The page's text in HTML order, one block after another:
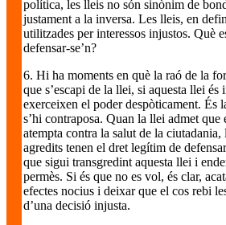
política, les lleis no són sinònim de
justament a la inversa. Les lleis, en
utilitzades per interessos injustos. Què
defensar-se’n?
6. Hi ha moments en què la raó de la
que s’escapi de la llei, si aquesta llei
exerceixen el poder despòticament. És
s’hi contraposa. Quan la llei admet que
atempta contra la salut de la ciutadania,
agredits tenen el dret legítim de
que sigui transgredint aquesta llei i
permès. Si és que no es vol, és clar,
efectes nocius i deixar que el cos rebi
d’una decisió injusta.